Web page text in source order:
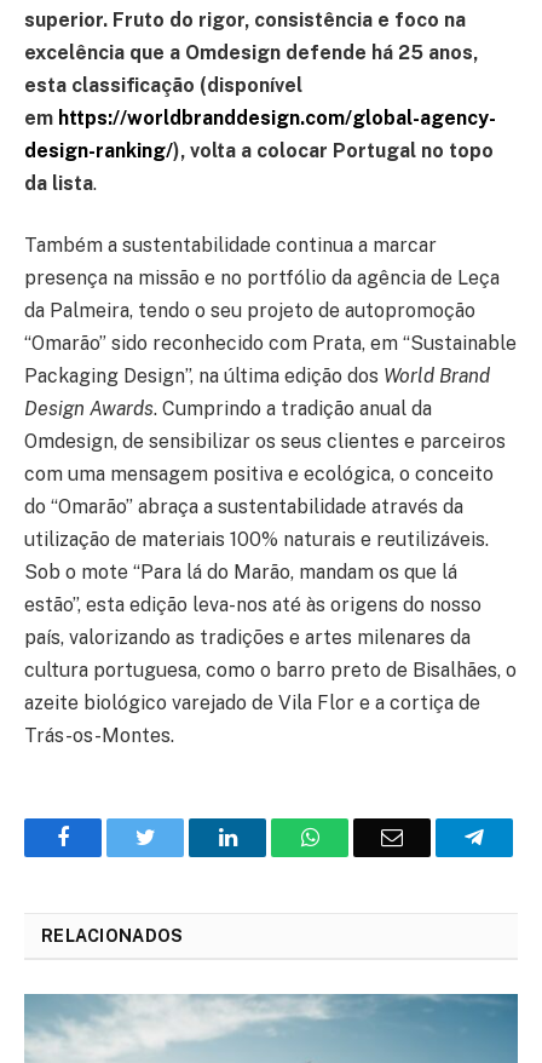
superior. Fruto do rigor, consistência e foco na
excelência que a Omdesign defende há 25 anos,
esta classificação (disponível
em https://worldbranddesign.com/global-agency-
design-ranking/), volta a colocar Portugal no topo
da lista.
Também a sustentabilidade continua a marcar
presença na missão e no portfólio da agência de Leça
da Palmeira, tendo o seu projeto de autopromoção
“Omarão” sido reconhecido com Prata, em “Sustainable
Packaging Design”, na última edição dos World Brand
Design Awards. Cumprindo a tradição anual da
Omdesign, de sensibilizar os seus clientes e parceiros
com uma mensagem positiva e ecológica, o conceito
do “Omarão” abraça a sustentabilidade através da
utilização de materiais 100% naturais e reutilizáveis.
Sob o mote “Para lá do Marão, mandam os que lá
estão”, esta edição leva-nos até às origens do nosso
país, valorizando as tradições e artes milenares da
cultura portuguesa, como o barro preto de Bisalhães, o
azeite biológico varejado de Vila Flor e a cortiça de
Trás-os-Montes.
FacebookTwitter
O
WhatsAppE-
RELACIONADOS